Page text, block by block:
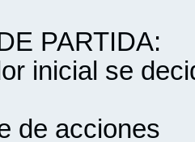
PARTIDA:
inicial se
de acciones